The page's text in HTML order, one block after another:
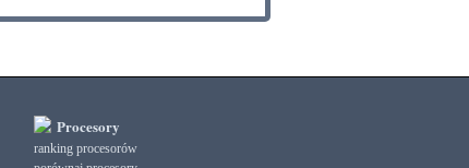
Procesory
ranking procesorów